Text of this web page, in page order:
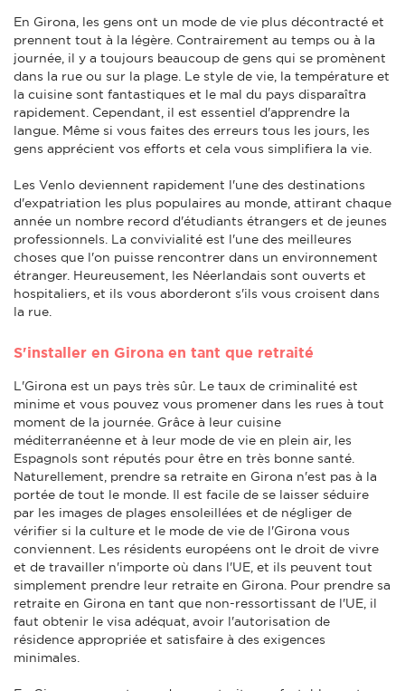
En Girona, les gens ont un mode de vie plus décontracté et
prennent tout à la légère. Contrairement au temps ou à la
journée, il y a toujours beaucoup de gens qui se promènent
dans la rue ou sur la plage. Le style de vie, la température et
la cuisine sont fantastiques et le mal du pays disparaîtra
rapidement. Cependant, il est essentiel d'apprendre la
langue. Même si vous faites des erreurs tous les jours, les
gens apprécient vos efforts et cela vous simplifiera la vie.
Les Venlo deviennent rapidement l'une des destinations
d'expatriation les plus populaires au monde, attirant chaque
année un nombre record d'étudiants étrangers et de jeunes
professionnels. La convivialité est l'une des meilleures
choses que l'on puisse rencontrer dans un environnement
étranger. Heureusement, les Néerlandais sont ouverts et
hospitaliers, et ils vous aborderont s'ils vous croisent dans
la rue.
S'installer en Girona en tant que retraité
L'Girona est un pays très sûr. Le taux de criminalité est
minime et vous pouvez vous promener dans les rues à tout
moment de la journée. Grâce à leur cuisine
méditerranéenne et à leur mode de vie en plein air, les
Espagnols sont réputés pour être en très bonne santé.
Naturellement, prendre sa retraite en Girona n'est pas à la
portée de tout le monde. Il est facile de se laisser séduire
par les images de plages ensoleillées et de négliger de
vérifier si la culture et le mode de vie de l'Girona vous
conviennent. Les résidents européens ont le droit de vivre
et de travailler n'importe où dans l'UE, et ils peuvent tout
simplement prendre leur retraite en Girona. Pour prendre sa
retraite en Girona en tant que non-ressortissant de l'UE, il
faut obtenir le visa adéquat, avoir l'autorisation de
résidence appropriée et satisfaire à des exigences
minimales.